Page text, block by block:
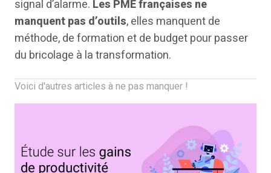
signal d’alarme. Les PME françaises ne
manquent pas d’outils, elles manquent de
méthode, de formation et de budget pour passer
du bricolage à la transformation.
Voici d'autres articles à ne pas manquer !